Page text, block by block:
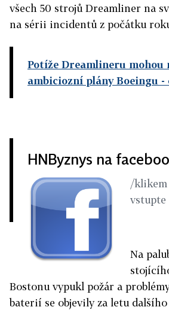
všech 50 strojů Dreamliner na
na sérii incidentů z počátku
Potíže Dreamlineru mohou
ambiciozní plány Boeingu -
HNByznys na
/
Na
Bostonu vypukl požár a
baterií se objevily za letu